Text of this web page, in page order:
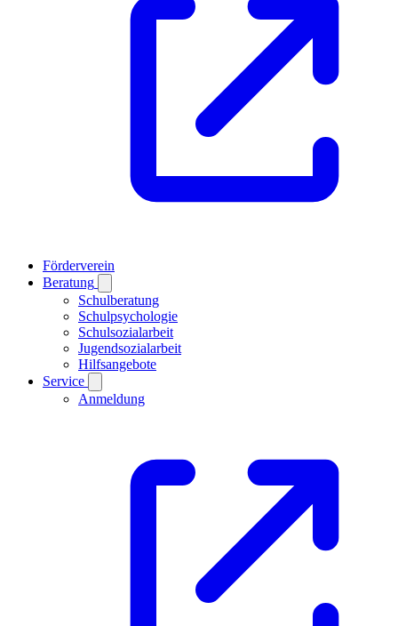
Förderverein
Beratung
Schulberatung
Schulpsychologie
Schulsozialarbeit
Jugendsozialarbeit
Hilfsangebote
Service
Anmeldung